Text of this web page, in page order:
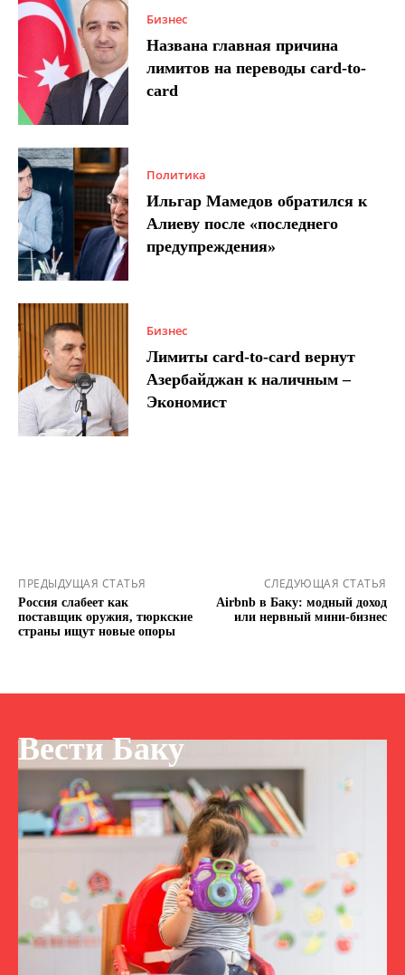
Бизнес
Названа главная причина
лимитов на переводы card-to-
card
Политика
Ильгар Мамедов обратился к
Алиеву после «последнего
предупреждения»
Бизнес
Лимиты card-to-card вернут
Азербайджан к наличным –
Экономист
ПРЕДЫДУЩАЯ СТАТЬЯ
Россия слабеет как
поставщик оружия, тюркские
страны ищут новые опоры
СЛЕДУЮЩАЯ СТАТЬЯ
Airbnb в Баку: модный доход
или нервный мини-бизнес
Вести Баку